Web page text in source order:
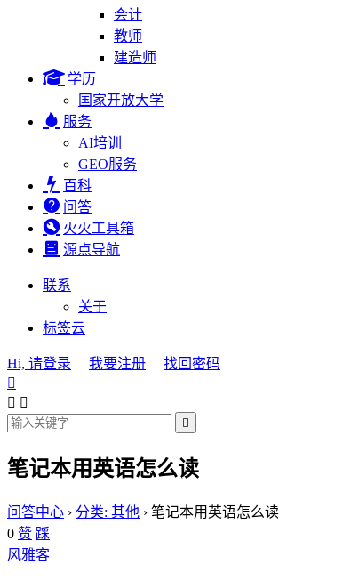
会计
教师
建造师
学历
国家开放大学
服务
AI培训
GEO服务
百科
问答
火火工具箱
源点导航
联系
关于
标签云
Hi, 请登录 我要注册
找回密码

 

笔记本用英语怎么读
问答中心 › 分类: 其他 › 笔记本用英语怎么读
0 赞 踩
风雅客